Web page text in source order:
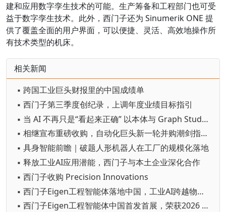
建和应用数字孪生技术的可能。生产筹备和工程部门也可受
益于数字孪生技术。此外，西门子还为 Sinumerik ONE 提
供了覆盖全面的用户界面，可以便捷、灵活、高效地操作所
有技术类型的机床。
相关新闻
▪ 跨国工业巨头财报里的中国成绩单
▪ 西门子第三季度创纪录，上调年度业绩目标指引
▪ 当 AI 不再只是“看起来正确” 以本体与 Graph Studio 筑牢可信底座，推动制造业 AI 从试验走向规模化
▪ 相继宣布重磅收购，自动化巨头新一轮并购潮剑指何方？
▪ 具身智能前瞻｜破题人形机器人在工厂的规模化落地
▪ 释放工业AI应用潜能，西门子与本土企业深化合作
▪ 西门子收购 Precision Innovations
▪ 西门子Eigen工程智能体落地中国，工业AI跨越物理世界“确定性”拐点
▪ 西门子Eigen工程智能体中国首发首展，荣获2026 WAIC SAIL之星奖